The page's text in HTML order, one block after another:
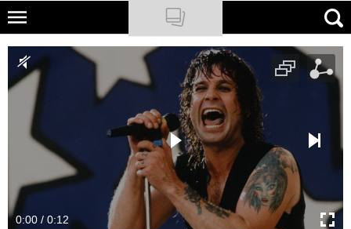
Skip
main
content
NATIONAL GEOGRAPHIC
TRAVELER
PODCASTY
Newsletter
Cuda Polski
0:00 / 0:12